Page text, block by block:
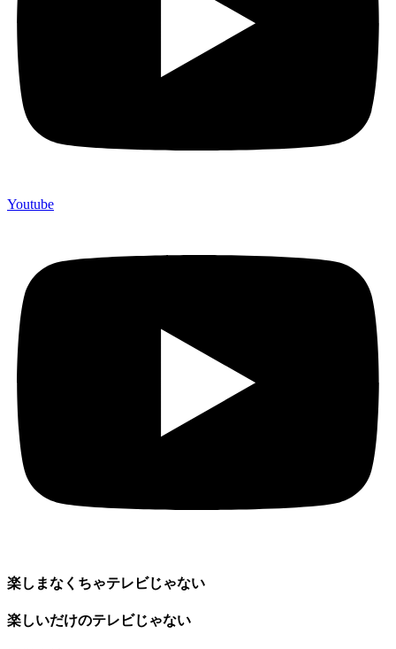
Youtube
楽しまなくちゃテレビじゃない
楽しいだけのテレビじゃない